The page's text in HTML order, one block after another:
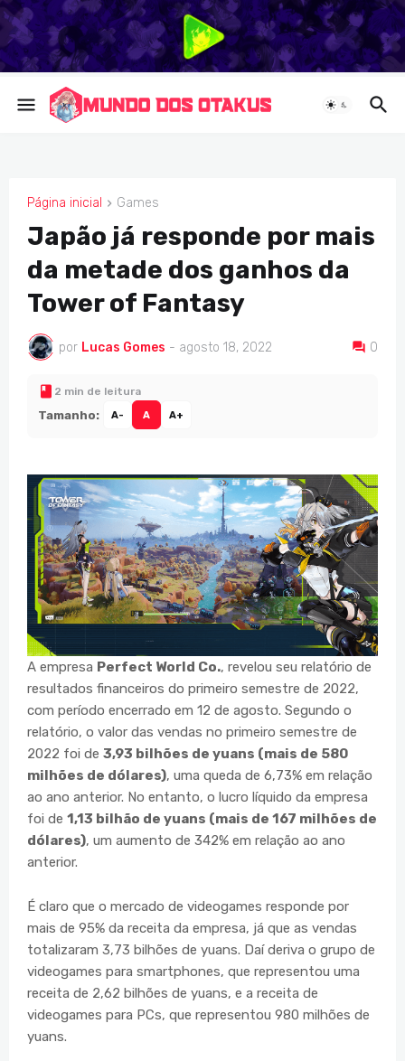
Página inicial Games
GAMES
Japão já responde por mais
da metade dos ganhos da
Tower of Fantasy
por Lucas Gomes - agosto 18, 2022 0
2 min de leitura
Tamanho: A- A A+
A empresa Perfect World Co., revelou seu relatório de
resultados financeiros do primeiro semestre de 2022,
com período encerrado em 12 de agosto. Segundo o
relatório, o valor das vendas no primeiro semestre de
2022 foi de 3,93 bilhões de yuans (mais de 580
milhões de dólares), uma queda de 6,73% em relação
ao ano anterior. No entanto, o lucro líquido da empresa
foi de 1,13 bilhão de yuans (mais de 167 milhões de
dólares), um aumento de 342% em relação ao ano
anterior.
É claro que o mercado de videogames responde por
mais de 95% da receita da empresa, já que as vendas
totalizaram 3,73 bilhões de yuans. Daí deriva o grupo de
videogames para smartphones, que representou uma
receita de 2,62 bilhões de yuans, e a receita de
videogames para PCs, que representou 980 milhões de
yuans.